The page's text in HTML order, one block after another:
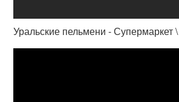
Уральские пельмени - Супермаркет \